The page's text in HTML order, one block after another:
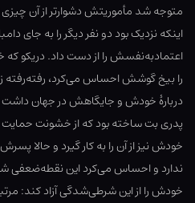
متوجه شد مأموریتش دشوارتر از آن‌
اینکه نزدیک بود دو نفر دیگر را به جای
اعتمادبه‌نفسش را از دست داد. دریکو که
را بیخ گوشش احساس می‌کرد، رفته‌رفته
دربارهٔ خودش و جایگاهش در جهان داشت
پدری بت ساخته بود که از خشونت حمایت
خودش نیز از آن را به کار گیرد و حالا پسرش
ندارد و احساس می‌کرد این نقطه‌ضعفی
خودش را از این شرطی‌شدگی آزاد کند: